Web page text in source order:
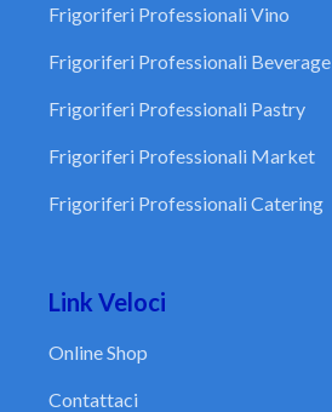
Frigoriferi Professionali Vino
Frigoriferi Professionali Beverage
Frigoriferi Professionali Pastry
Frigoriferi Professionali Market
Frigoriferi Professionali Catering
Link Veloci
Online Shop
Contattaci